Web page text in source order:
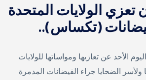
الولايات المتحدة
(تكساس)..
الأحد عن تعازيها ومواساتها للولايات
الضحايا جراء الفيضانات المدمرة